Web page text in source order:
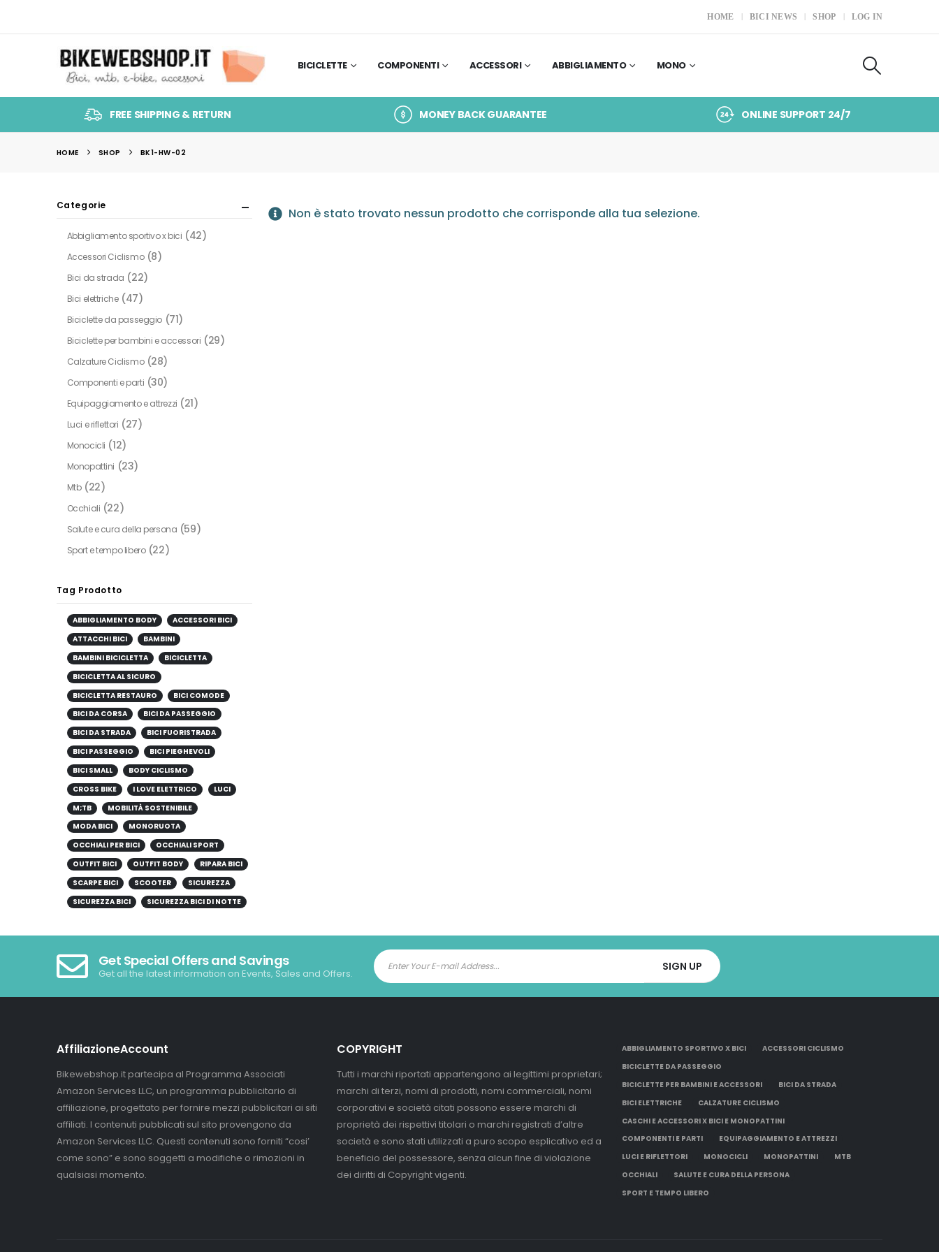
HOME BICI NEWS SHOP LOG IN
BICICLETTE COMPONENTI ACCESSORI ABBIGLIAMENTO MONO
FREE SHIPPING & RETURN MONEY BACK GUARANTEE ONLINE SUPPORT 24/7
HOME SHOP BK1-HW-02
Non è stato trovato nessun prodotto che corrisponde alla tua selezione.
Categorie
Abbigliamento sportivo x bici (42)
Accessori Ciclismo (8)
Bici da strada (22)
Bici elettriche (47)
Biciclette da passeggio (71)
Biciclette per bambini e accessori (29)
Calzature Ciclismo (28)
Componenti e parti (30)
Equipaggiamento e attrezzi (21)
Luci e riflettori (27)
Monocicli (12)
Monopattini (23)
Mtb (22)
Occhiali (22)
Salute e cura della persona (59)
Sport e tempo libero (22)
Tag Prodotto
ABBIGLIAMENTO BODY
ACCESSORI BICI
ATTACCHI BICI
BAMBINI
BAMBINI BICICLETTA
BICICLETTA
BICICLETTA AL SICURO
BICICLETTA RESTAURO
BICI COMODE
BICI DA CORSA
BICI DA PASSEGGIO
BICI DA STRADA
BICI FUORISTRADA
BICI PASSEGGIO
BICI PIEGHEVOLI
BICI SMALL
BODY CICLISMO
CROSS BIKE
I LOVE ELETTRICO
LUCI
M;TB
MOBILITÀ SOSTENIBILE
MODA BICI
MONORUOTA
OCCHIALI PER BICI
OCCHIALI SPORT
OUTFIT BICI
OUTFIT BODY
RIPARA BICI
SCARPE BICI
SCOOTER
SICUREZZA
SICUREZZA BICI
SICUREZZA BICI DI NOTTE
Get Special Offers and Savings
Get all the latest information on Events, Sales and Offers.
AffiliazioneAccount
Bikewebshop.it partecipa al Programma Associati
Amazon Services LLC, un programma pubblicitario di
affiliazione, progettato per fornire mezzi pubblicitari ai siti
affiliati. I contenuti pubblicati sul sito provengono da
Amazon Services LLC. Questi contenuti sono forniti “cosi’
come sono” e sono soggetti a modifiche o rimozioni in
qualsiasi momento.
COPYRIGHT
Tutti i marchi riportati appartengono ai legittimi proprietari;
marchi di terzi, nomi di prodotti, nomi commerciali, nomi
corporativi e società citati possono essere marchi di
proprietà dei rispettivi titolari o marchi registrati d’altre
società e sono stati utilizzati a puro scopo esplicativo ed a
beneficio del possessore, senza alcun fine di violazione
dei diritti di Copyright vigenti.
ABBIGLIAMENTO SPORTIVO X BICI
ACCESSORI CICLISMO
BICICLETTE DA PASSEGGIO
BICICLETTE PER BAMBINI E ACCESSORI
BICI DA STRADA
BICI ELETTRICHE
CALZATURE CICLISMO
CASCHI E ACCESSORI X BICI E MONOPATTINI
COMPONENTI E PARTI
EQUIPAGGIAMENTO E ATTREZZI
LUCI E RIFLETTORI
MONOCICLI MONOPATTINI
MTB
OCCHIALI
SALUTE E CURA DELLA PERSONA
SPORT E TEMPO LIBERO